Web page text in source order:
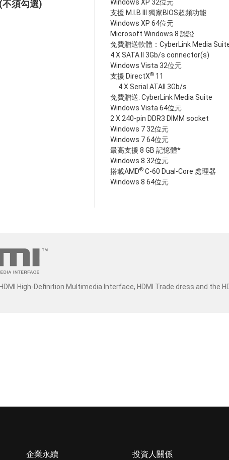
不須勾選)
Windows XP 32位元
支援 M.I.B III 獨家BIOS超頻功能
Windows XP 64位元
Microsoft Windows 8 認證
免費贈送軟體：CyberLink Media
4 X SATA II 3Gb/s connector(s)
Windows Vista 32位元
支援 DirectX® 11
4 X Serial ATAII 3Gb/s
免費贈送: CyberLink Media Suite
Windows Vista 64位元
2 X 240-pin DDR3 DIMM socket
Windows 7 32位元
Windows 7 64位元
最高支援 8 GB 記憶體*
Windows 8 32位元
搭載AMD® C-60 Dual-Core 處理器
Windows 8 64位元
High-Definition Multimedia Interface, HDMI Trade dress and the
企業永續 投資人關係